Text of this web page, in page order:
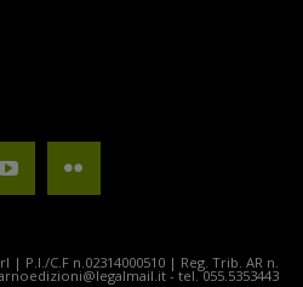
P.I./C.F n.02314000510 | Reg. Trib. AR n.
- tel. 055.5353443